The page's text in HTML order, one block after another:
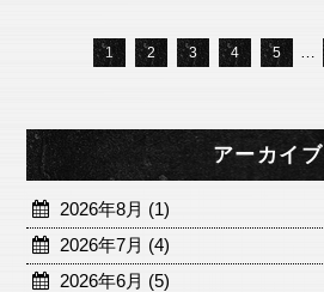
1 2 3 4 5
アーカイブ
2026年8月 (1)
2026年7月 (4)
2026年6月 (5)